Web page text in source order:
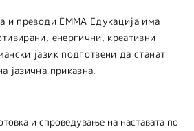
и преводи ЕММА Едукација има
енергични, креативни
јазик подготвени да станат
јазична приказна.
и спроведување на наставата по